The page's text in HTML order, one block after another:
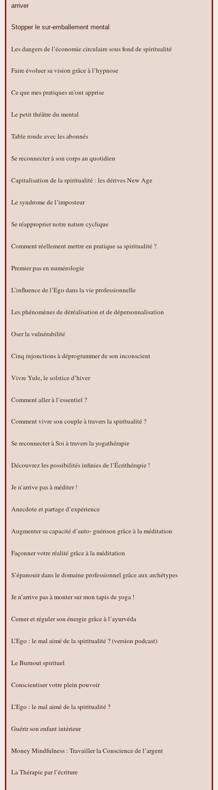
arriver
Stopper le sur-emballement mental
Les dangers de l’économie circulaire sous fond de spiritualité
Faire évoluer sa vision grâce à l’hypnose
Ce que mes pratiques m’ont apprise
Le petit théâtre du mental
Table ronde avec les abonnés
Se reconnecter à son corps au quotidien
Capitalisation de la spiritualité : les dérives New Age
Le syndrome de l’imposteur
Se réapproprier notre nature cyclique
Comment réellement mettre en pratique sa spiritualité ?
Premier pas en numérologie
L’influence de l’Ego dans la vie professionnelle
Les phénomènes de déréalisation et de dépersonnalisation
Oser la vulnérabilité
Cinq injonctions à déprogrammer de son inconscient
Vivre Yule, le solstice d’hiver
Comment aller à l’essentiel ?
Comment vivre son couple à travers la spiritualité ?
Se reconnecter à Soi à travers la yogathérapie
Découvrez les possibilités infinies de l’Écrithérapie !
Je n’arrive pas à méditer !
Anecdote et partage d’expérience
Augmenter sa capacité d’auto- guérison grâce à la méditation
Façonner votre réalité grâce à la méditation
S’épanouir dans le domaine professionnel grâce aux archétypes
Je n’arrive pas à monter sur mon tapis de yoga !
Cerner et réguler son énergie grâce à l’ayurvéda
L’Ego : le mal aimé de la spiritualité ? (version podcast)
Le Burnout spirituel
Conscientiser votre plein pouvoir
L’Ego : le mal aimé de la spiritualité ?
Guérir son enfant intérieur
Money Mindfulness : Travailler la Conscience de l’argent
La Thérapie par l’écriture